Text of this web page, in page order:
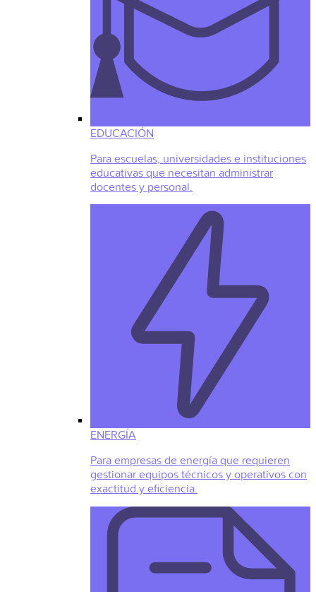
EDUCACIÓN
Para escuelas, universidades e instituciones
educativas que necesitan administrar
docentes y personal.
ENERGÍA
Para empresas de energía que requieren
gestionar equipos técnicos y operativos con
exactitud y eficiencia.